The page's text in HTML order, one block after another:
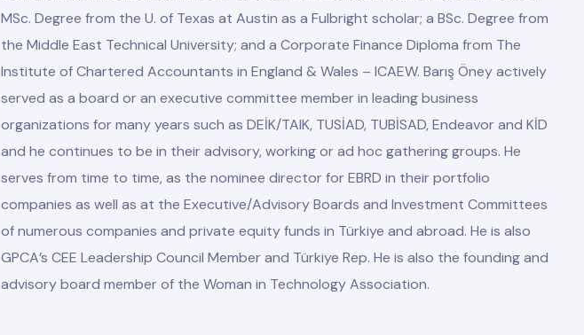
MSc. Degree from the U. of Texas at Austin as a Fulbright scholar; a BSc. Degree from
the Middle East Technical University; and a Corporate Finance Diploma from The
Institute of Chartered Accountants in England & Wales – ICAEW. Barış Öney actively
served as a board or an executive committee member in leading business
organizations for many years such as DEİK/TAIK, TUSİAD, TUBİSAD, Endeavor and KİD
and he continues to be in their advisory, working or ad hoc gathering groups. He
serves from time to time, as the nominee director for EBRD in their portfolio
companies as well as at the Executive/Advisory Boards and Investment Committees
of numerous companies and private equity funds in Türkiye and abroad. He is also
GPCA’s CEE Leadership Council Member and Türkiye Rep. He is also the founding and
advisory board member of the Woman in Technology Association.